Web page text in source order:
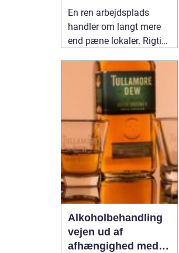
mest muligt ud af
rengøringen
En ren arbejdsplads
handler om langt mere
end pæne lokaler. Rigtig
Djursland oplever, at
professionel rengøring
giver ro i hverdagen,
færre sygedage og et
bedre førstehåndsindtryk
over for kunder. Når vi
taler om02 maj 2026
Alkoholbehandling
vejen ud af
afhængighed med